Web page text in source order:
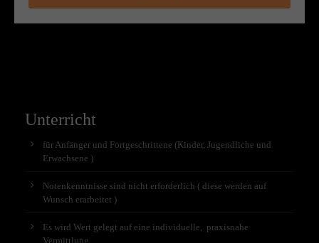
Unterricht
für Anfänger und Fortgeschrittene (Kinder, Jugendliche und
Erwachsene )
Notenkenntnisse sind nicht erforderlich ( diese werden auf
Wunsch erarbeitet )
Es wird Wert gelegt auf eine individuelle, praxisnahe
Vermittlung